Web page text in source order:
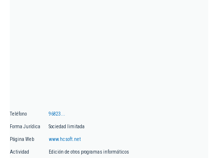
Teléfono 96823...
Forma Jurídica Sociedad limitada
Página Web www.hcsoft.net
Actividad Edición de otros programas informáticos